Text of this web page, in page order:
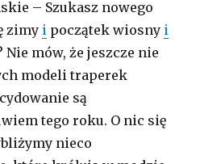
– Szukasz nowego
zimy i początek wiosny i
mów, że jeszcze nie
modeli traperek
są
tego roku. O nic się
nieco